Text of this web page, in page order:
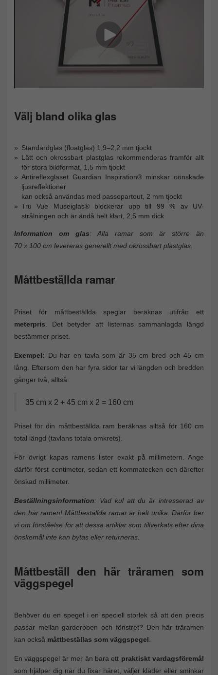
Välj bland olika glas
Standardglas (floatglas) 1,9–2,2 mm tjockt
Lätt och okrossbart plastglas rekommenderas framför allt
för stora bildformat, 1,5 mm tjockt
Antireflexglaset Guardian Inspiration® minskar oönskade
ljusreflektioner
kan också användas med passepartout, 2 mm tjockt
Tru Vue Museiglas® blockerar upp till 99 % av UV-
strålningen och är ändå helt klart, 2,5 mm dick
Information om glas: Alla ramar som är större än
70 x 100 cm levereras generellt med okrossbart plastglas.
Måttbeställda ramar
Priset för måttbeställda speglar beräknas utifrån ett
meterpris . Det betyder att listernas sammanlagda längd
bestämmer priset.
Exempel: Du har en tavla som är 35 cm bred och 45 cm
lång. Eftersom den har fyra sidor tar vi längden och bredden
gånger två, alltså:
35 cm x 2 + 45 cm x 2 = 160 cm
Priset för din måttbeställda ram beräknas alltså för 160 cm
total längd (tavlans totala omkrets).
För övrigt kapas ramens lister exakt på millimetern. Ange
därför först centimeter, sedan ett kommatecken och därefter
önskad millimeter.
Beställningsinformation: Vad kul att du är intresserad av
den här ramen! Måttbeställda ramar är helt unika. Därför ber
vi om förståelse för att dessa artiklar som tillverkats efter dina
önskemål inte kan bytas eller returneras.
Måttbeställ den här träramen som
väggspegel
Behöver du en spegel i en speciell storlek så att den precis
passar mellan garderoben och fönstret? Den här träramen
kan också måttbeställas som väggspegel
En väggspegel är mer än bara ett praktiskt vardagsföremål
som hjälper dig när du fixar håret, väljer kläder eller sminkar